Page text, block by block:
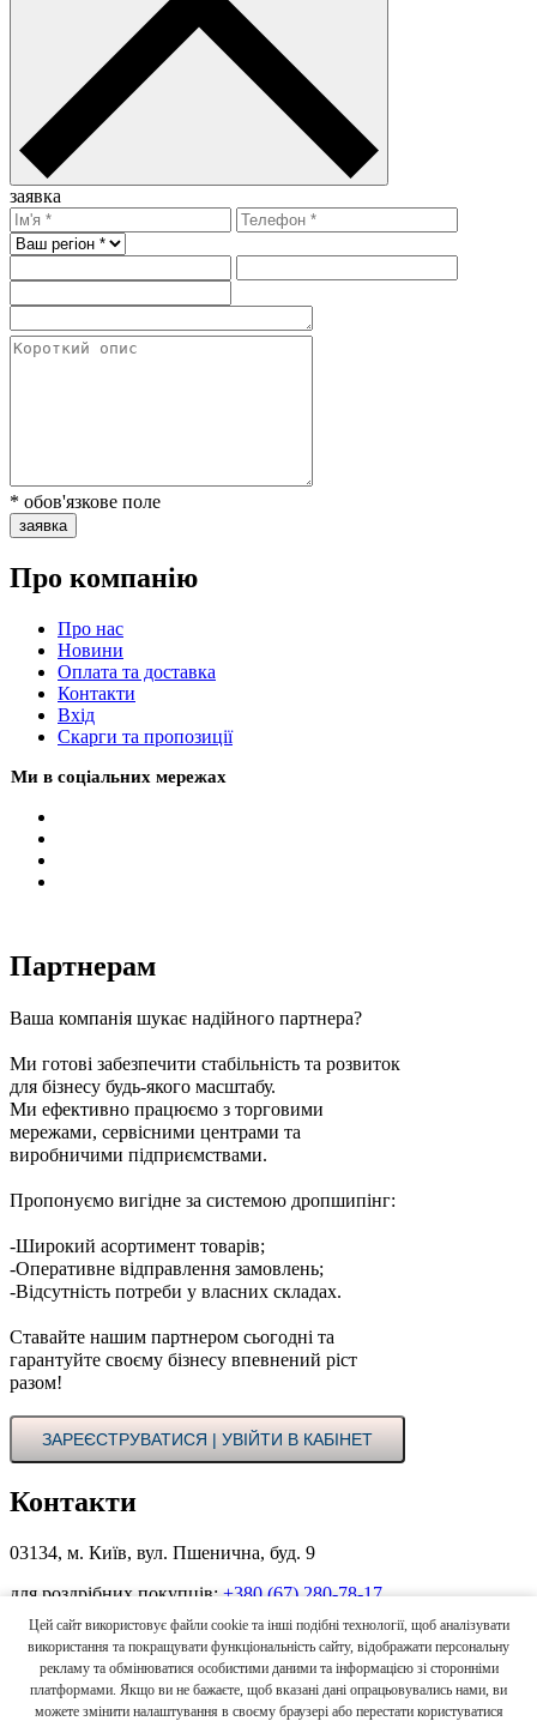
Цей сайт використовує файли cookie та інші подібні технології, щоб аналізувати
використання та покращувати функціональність сайту, відображати персональну
рекламу та обмінюватися особистими даними та інформацією зі сторонніми
платформами. Якщо ви не бажаєте, щоб вказані дані опрацьовувались нами, ви
можете змінити налаштування в своєму браузері або перестати користуватися
заявка
* обов'язкове поле
заявка
Про компанію
Про нас
Новини
Оплата та доставка
Контакти
Вхiд
Скарги та пропозиції
Ми в соціальних мережах
Партнерам
Ваша компанія шукає надійного партнера?
Ми готові забезпечити стабільність та розвиток
для бізнесу будь-якого масштабу.
Ми ефективно працюємо з торговими
мережами, сервісними центрами та
виробничими підприємствами.
Пропонуємо вигідне за системою дропшипінг:
-Широкий асортимент товарів;
-Оперативне відправлення замовлень;
-Відсутність потреби у власних складах.
Ставайте нашим партнером сьогодні та
гарантуйте своєму бізнесу впевнений ріст
разом!
ЗАРЕЄСТРУВАТИСЯ | УВІЙТИ В КАБІНЕТ
Контакти
03134, м. Київ, вул. Пшенична, буд. 9
для роздрібних покупців: +380 (67) 280-78-17
для оптових покупців в Україні:+380 (44) 496-00-55 +380 (67)
862-33-33
для іноземних покупців:+380 (67) 658-16-64(Viber, WhatsApp)